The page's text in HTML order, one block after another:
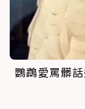
鸚鵡愛罵髒